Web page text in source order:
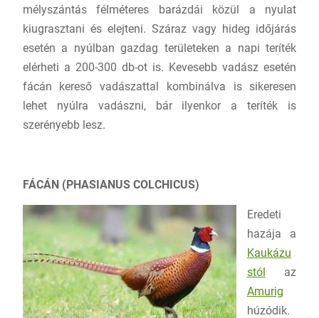
mélyszántás félméteres barázdái közül a nyulat
kiugrasztani és elejteni. Száraz vagy hideg időjárás
esetén a nyúlban gazdag területeken a napi teríték
elérheti a 200-300 db-ot is. Kevesebb vadász esetén
fácán kereső vadászattal kombinálva is sikeresen
lehet nyúlra vadászni, bár ilyenkor a teríték is
szerényebb lesz.
FÁCÁN (PHASIANUS COLCHICUS)
Eredeti
hazája a
Kaukázu
stól az
Amurig
húzódik.